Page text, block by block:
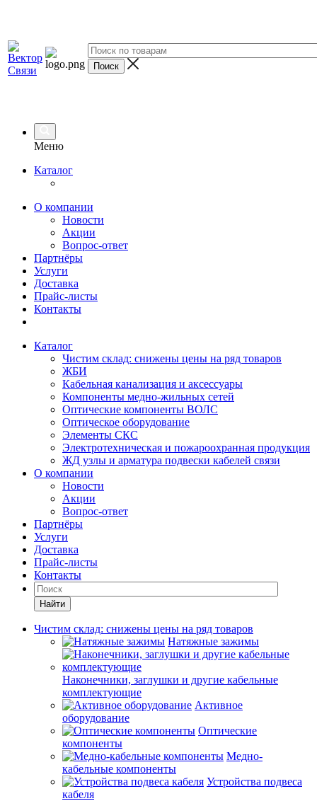
Меню
Каталог
О компании
Новости
Акции
Вопрос-ответ
Партнёры
Услуги
Доставка
Прайс-листы
Контакты
Каталог
Чистим склад: снижены цены на ряд товаров
ЖБИ
Кабельная канализация и аксессуары
Компоненты медно-жильных сетей
Оптические компоненты ВОЛС
Оптическое оборудование
Элементы СКС
Электротехническая и пожароохранная продукция
ЖД узлы и арматура подвески кабелей связи
О компании
Новости
Акции
Вопрос-ответ
Партнёры
Услуги
Доставка
Прайс-листы
Контакты
Найти
Чистим склад: снижены цены на ряд товаров
Натяжные зажимы
Наконечники, заглушки и другие кабельные
комплектующие
Активное
оборудование
Оптические
компоненты
Медно-
кабельные компоненты
Устройства подвеса
кабеля